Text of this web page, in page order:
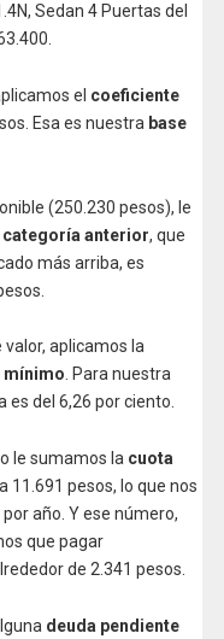
Sedan 4 Puertas del
el coeficiente
Esa es nuestra base
(250.230 pesos), le
anterior, que
más arriba, es
valor, aplicamos la
mínimo. Para nuestra
es del 6,26 por ciento.
le sumamos la cuota
11.691 pesos, lo que nos
año. Y ese número,
que pagar
de 2.341 pesos.
deuda pendiente